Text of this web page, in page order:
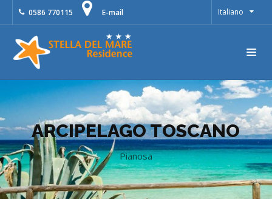
Italiano
0586 770115 E-mail
ARCIPELAGO TOSCANO
Pianosa